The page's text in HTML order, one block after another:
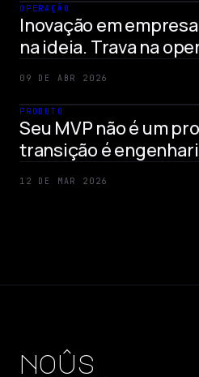
OPERAÇÃO
Inovação em
na ideia. Trava na
09 DE ABR 2026
PRODUTO
Seu MVP não é um
transição é
12 DE MAR 2026
noûs